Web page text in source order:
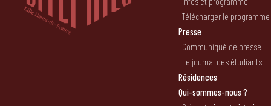
Télécharger le programme
Presse
Communiqué de presse
Le journal des étudiants
Résidences
Qui-sommes-nous ?